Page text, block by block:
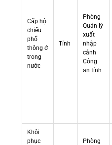
Cấp hộ
chiếu
phổ
thông ở
trong
nước
Tỉnh
Phòng
Quản lý
xuất
nhập
cảnh
Công
an tỉnh
Khôi
phục
Phòng